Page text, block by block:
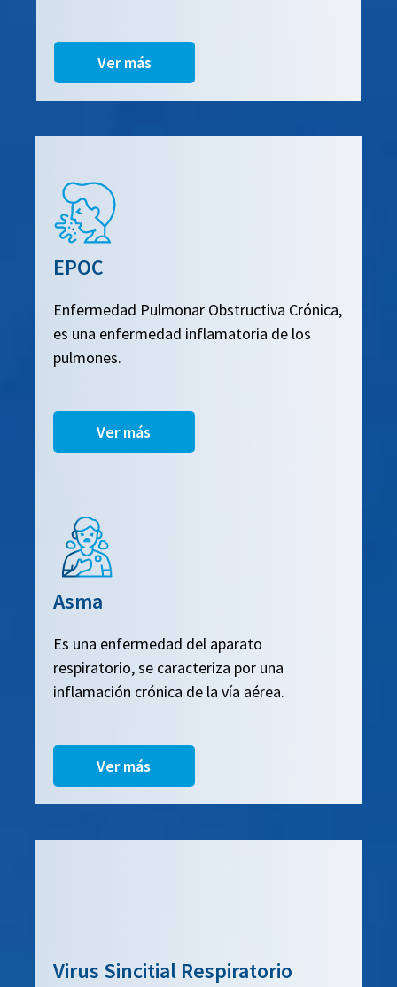
Ver más
EPOC
Enfermedad Pulmonar Obstructiva Crónica,
es una enfermedad inflamatoria de los
pulmones.
Ver más
Asma
Es una enfermedad del aparato
respiratorio, se caracteriza por una
inflamación crónica de la vía aérea.
Ver más
Virus Sincitial Respiratorio